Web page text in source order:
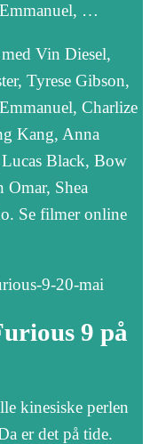
…
Vin Diesel,
Tyrese Gibson,
Charlize
Kang, Anna
Black, Bow
Omar, Shea
Se filmer online
9-20-mai
9 på
kinesiske perlen
er det på tide.